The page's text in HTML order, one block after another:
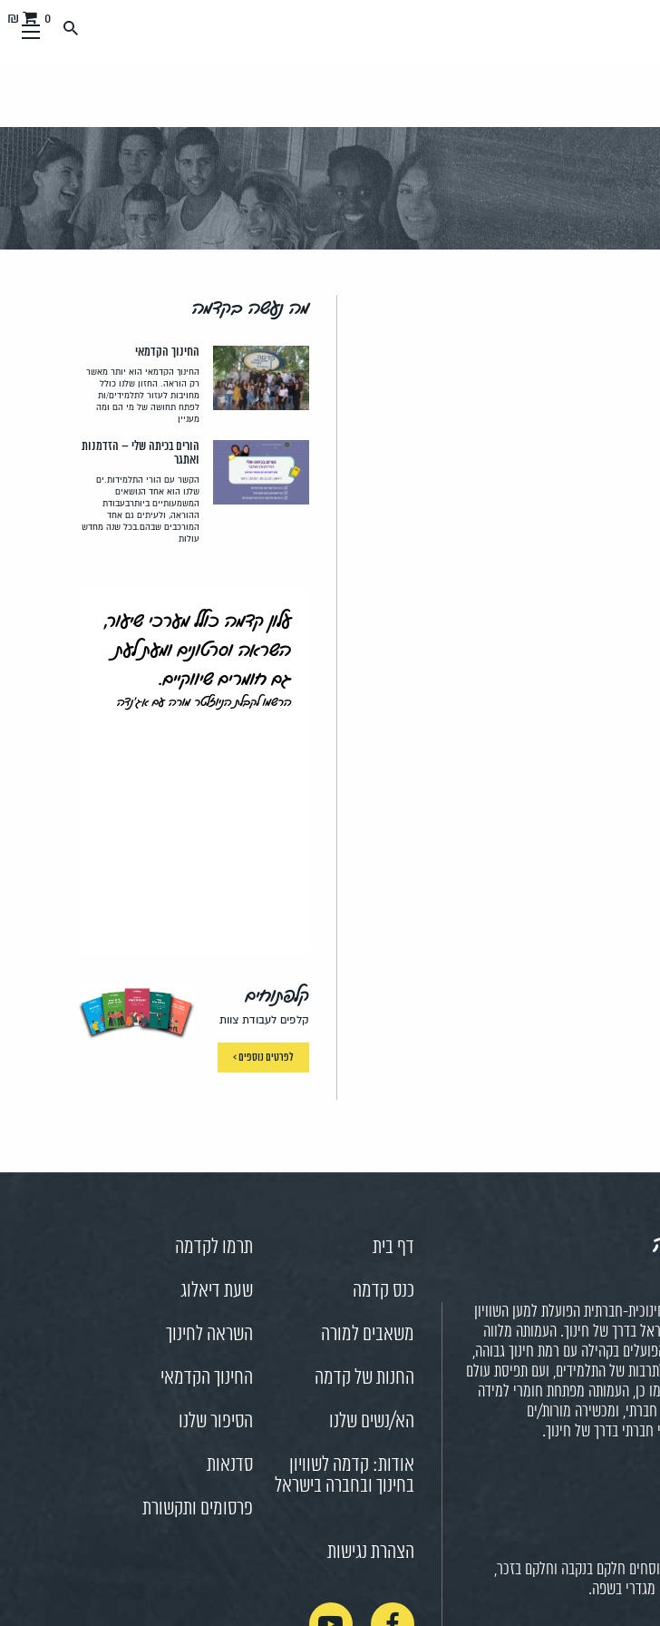
0 ₪
מה נעשה בקדמה
החינוך הקדמאי
החינוך הקדמאי הוא יותר מאשר
רק הוראה. החזון שלנו כולל
מחויבות לעזור לתלמידים/ות
לפתח תחושה של מי הם ומה
מעניין
הורים בכיתה שלי – הזדמנות
ואתגר
הקשר עם הורי התלמידות.ים
שלנו הוא אחד הנושאים
המשמעותיים ביותרבעבודת
ההוראה, ולעיתים גם אחד
המורכבים שבהם.בכל שנה מחדש
עולות
עלון קדמה כולל מערכי שיעור,
השראה וסרטונים ומעת לעת
גם חומרים שיווקיים.
הרשמו לקבלת הניוזלטר מורה עם אג'נדה
קלפתוחים
קלפים לעבודת צוות
לפרטים נוספים >
חברתית הפועלת למען השוויון
בדרך של חינוך. העמותה מלווה
בקהילה עם רמת חינוך גבוהה,
של התלמידים, ועם תפיסת עולם
כן, העמותה מפתחת חומרי למידה
ומכשירה מורות/ים
חברתי בדרך של חינוך.
חלקם בנקבה וחלקם בזכר,
מגדרי בשפה.
דף בית
תרמו לקדמה
כנס קדמה
שעת דיאלוג
משאבים למורה
השראה לחינוך
החנות של קדמה
החינוך הקדמאי
הא/נשים שלנו
הסיפור שלנו
אודות: קדמה לשוויון
בחינוך ובחברה בישראל
סדנאות
פרסומים ותקשורת
הצהרת נגישות